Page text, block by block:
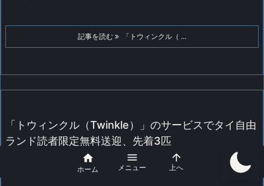
記事を読む 「トウィンクル（ ...
「トウィンクル（Twinkle）」のサービスでタイ自由
ランド読者限定無料送迎、先着3匹
 未分類 トウィンクル 生活情報 ペット、子犬

ホーム

メニュー

上へ